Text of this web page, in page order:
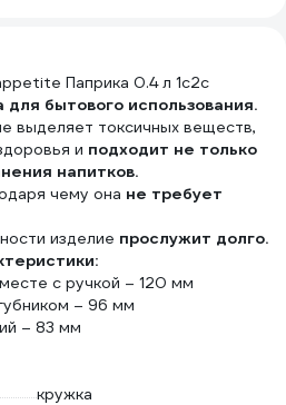
Паприка 0.4 л 1с2с
для бытового использования.
выделяет токсичных веществ,
и подходит не только
напитков.
чему она не требует
изделие прослужит долго.
с ручкой – 120 мм
– 96 мм
– 83 мм
кружка